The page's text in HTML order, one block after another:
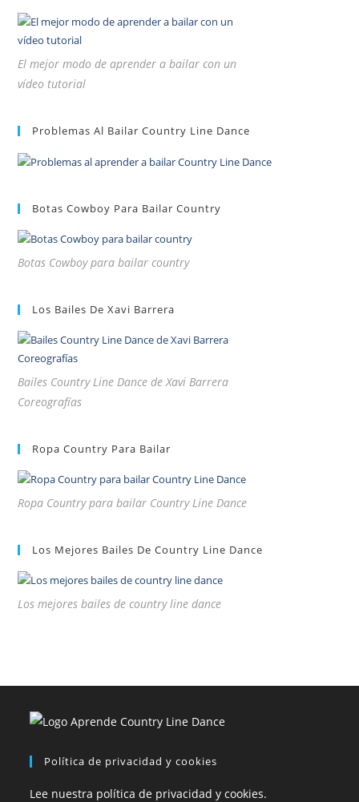
El mejor modo de aprender a bailar con un
vídeo tutorial
Problemas Al Bailar Country Line Dance
Botas Cowboy Para Bailar Country
Botas Cowboy para bailar country
Los Bailes De Xavi Barrera
Bailes Country Line Dance de Xavi Barrera
Coreografías
Ropa Country Para Bailar
Ropa Country para bailar Country Line Dance
Los Mejores Bailes De Country Line Dance
Los mejores bailes de country line dance
Política de privacidad y cookies
Lee nuestra política de privacidad y cookies.